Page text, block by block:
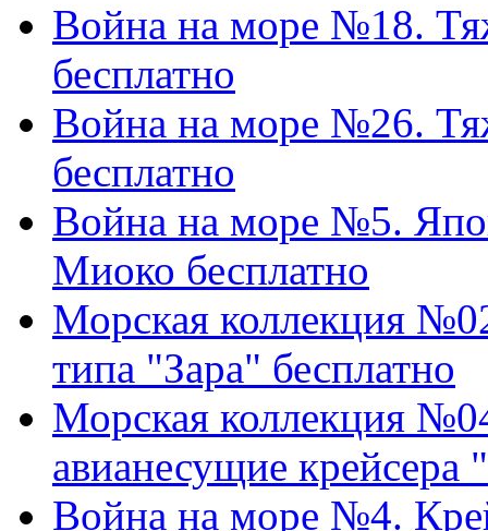
Война на море №18.
бесплатно
Война на море №26.
бесплатно
Война на море №5.
Миоко бесплатно
Морская коллекция
типа "Зара" бесплатно
Морская коллекция
авианесущие
Война на море №4.